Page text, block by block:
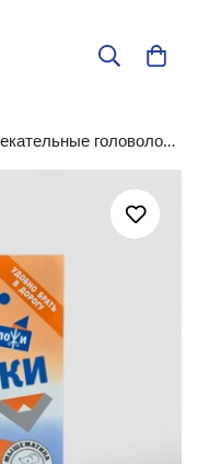
Сгибалки. Увлекательные головоломки из бумаги (5-6 лет)